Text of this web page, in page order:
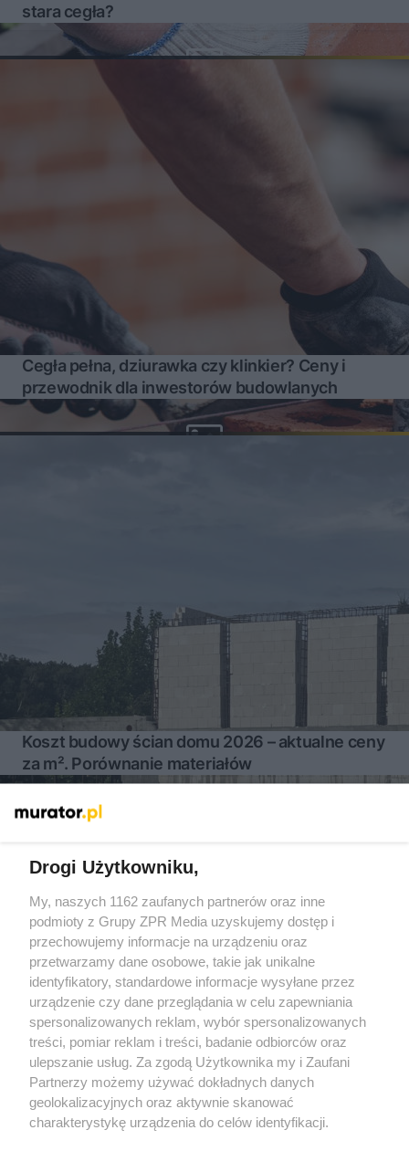
stara cegła?
Cegła pełna, dziurawka czy klinkier? Ceny i
przewodnik dla inwestorów budowlanych
Koszt budowy ścian domu 2026 – aktualne ceny
za m². Porównanie materiałów
Żaden utwór zamieszczony w serwisie nie może być powielany i
rozpowszechniany lub dalej rozpowszechniany w jakikolwiek
sposób (w tym także elektroniczny lub mechaniczny) na
jakimkolwiek polu eksploatacji w jakiejkolwiek formie, włącznie z
umieszczaniem w Internecie bez pisemnej zgody właściciela praw.
Jakiekolwiek użycie lub wykorzystanie utworów w całości lub w
części z naruszeniem prawa, tzn. bez właściwej zgody, jest
zabronione pod groźbą kary i może być ścigane prawnie.
Drogi Użytkowniku,
My, naszych 1162 zaufanych partnerów oraz inne
podmioty z Grupy ZPR Media uzyskujemy dostęp i
przechowujemy informacje na urządzeniu oraz
przetwarzamy dane osobowe, takie jak unikalne
identyfikatory, standardowe informacje wysyłane przez
urządzenie czy dane przeglądania w celu zapewniania
spersonalizowanych reklam, wybór spersonalizowanych
treści, pomiar reklam i treści, badanie odbiorców oraz
ulepszanie usług. Za zgodą Użytkownika my i Zaufani
Partnerzy możemy używać dokładnych danych
geolokalizacyjnych oraz aktywnie skanować
charakterystykę urządzenia do celów identyfikacji.